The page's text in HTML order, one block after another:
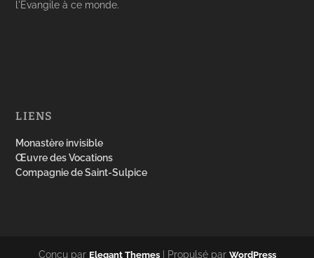
l'Evangile à ce monde.
LIENS
Monastère invisible
Œuvre des Vocations
Compagnie de Saint-Sulpice
Conçu par Elegant Themes| Propulsé par WordPress